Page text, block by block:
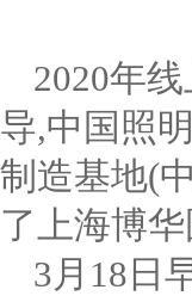
2020年
导,中国照
制造基地(
了上海博
3月18日